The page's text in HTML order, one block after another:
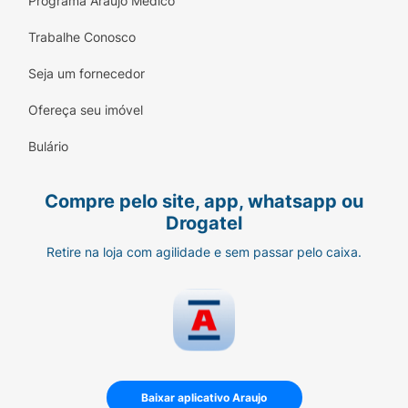
• Resultados intensos e duradouros.
• Melhora a aparência das pernas.
• Melhora no relaxamento das pernas.
• Hidratação prolongada.
• Com Venoxyl: associação que combina
Castanha-da-índia, Ginkgo Biloba e outros
• Dermatologicamente testado.
Trabalhe Conosco
Seja um fornecedor
Ofereça seu imóvel
Bulário
Compre pelo site, app, whatsapp ou
Drogatel
Retire na loja com agilidade e sem passar pelo caixa.
Baixar aplicativo Araujo